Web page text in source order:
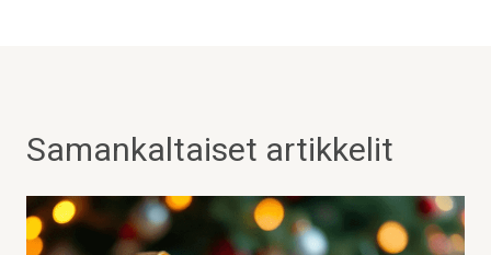
Samankaltaiset artikkelit